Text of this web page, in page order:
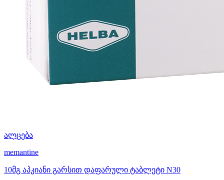
ალცება
memantine
10მგ აპკიანი გარსით დაფარული ტაბლეტი N30